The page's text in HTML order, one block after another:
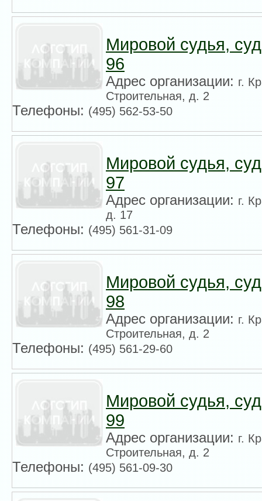
Мировой судья,
96
Адрес организации:г.
Строительная, д. 2
Телефоны:(495) 562-53-50
Мировой судья,
97
Адрес организации:г.
д. 17
Телефоны:(495) 561-31-09
Мировой судья,
98
Адрес организации:г.
Строительная, д. 2
Телефоны:(495) 561-29-60
Мировой судья,
99
Адрес организации:г.
Строительная, д. 2
Телефоны:(495) 561-09-30